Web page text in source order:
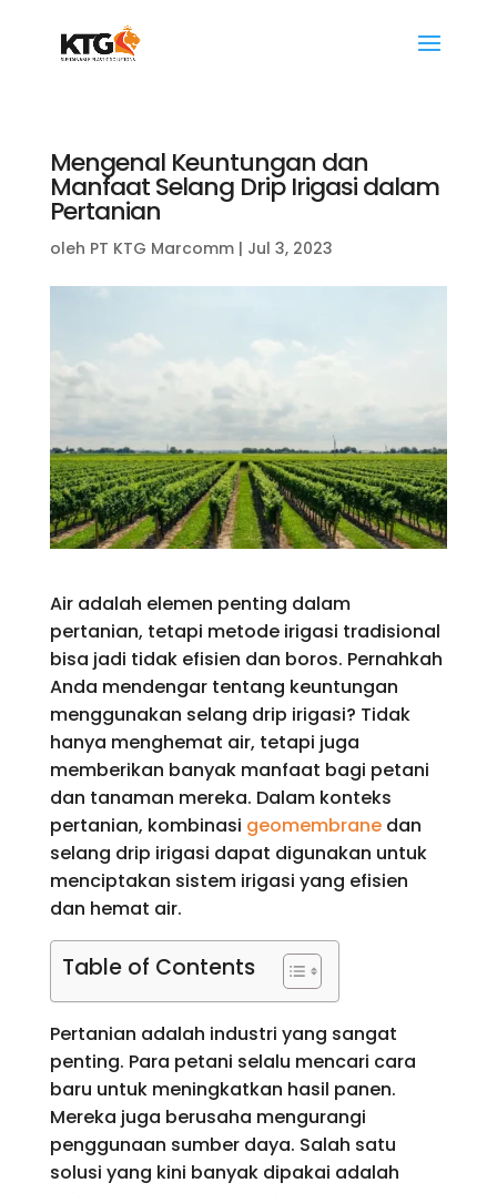
Mengenal Keuntungan dan
Manfaat Selang Drip Irigasi dalam
Pertanian
oleh PT KTG Marcomm| Jul 3, 2023
Air adalah elemen penting dalam
pertanian, tetapi metode irigasi tradisional
bisa jadi tidak efisien dan boros. Pernahkah
Anda mendengar tentang keuntungan
menggunakan selang drip irigasi? Tidak
hanya menghemat air, tetapi juga
memberikan banyak manfaat bagi petani
dan tanaman mereka. Dalam konteks
pertanian, kombinasi geomembranedan
selang drip irigasi dapat digunakan untuk
menciptakan sistem irigasi yang efisien
dan hemat air.
Table of Contents
Pertanian adalah industri yang sangat
penting. Para petani selalu mencari cara
baru untuk meningkatkan hasil panen.
Mereka juga berusaha mengurangi
penggunaan sumber daya. Salah satu
solusi yang kini banyak dipakai adalah